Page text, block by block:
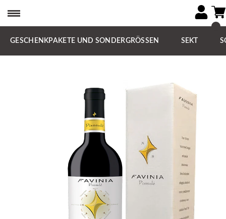
GESCHENKPAKETE UND SONDERGRÖSSEN SEKT